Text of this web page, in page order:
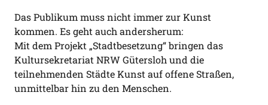
Das Publikum muss nicht immer zur Kunst
kommen. Es geht auch andersherum:
Mit dem Projekt „Stadtbesetzung“ bringen das
Kultursekretariat NRW Gütersloh und die
teilnehmenden Städte Kunst auf offene Straßen,
unmittelbar hin zu den Menschen.